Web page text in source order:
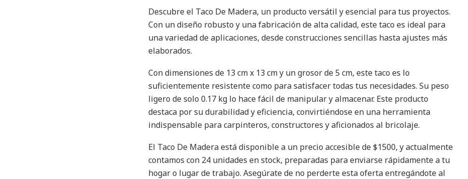
Descubre el Taco De Madera, un producto versátil y esencial para tus proyectos.
Con un diseño robusto y una fabricación de alta calidad, este taco es ideal para
una variedad de aplicaciones, desde construcciones sencillas hasta ajustes más
elaborados.
Con dimensiones de 13 cm x 13 cm y un grosor de 5 cm, este taco es lo
suficientemente resistente como para satisfacer todas tus necesidades. Su peso
ligero de solo 0.17 kg lo hace fácil de manipular y almacenar. Este producto
destaca por su durabilidad y eficiencia, convirtiéndose en una herramienta
indispensable para carpinteros, constructores y aficionados al bricolaje.
El Taco De Madera está disponible a un precio accesible de $1500, y actualmente
contamos con 24 unidades en stock, preparadas para enviarse rápidamente a tu
hogar o lugar de trabajo. Asegúrate de no perderte esta oferta entregándote al